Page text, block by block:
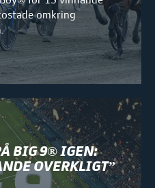
omkring
BIG 9® IGEN:
OVERKLIGT”